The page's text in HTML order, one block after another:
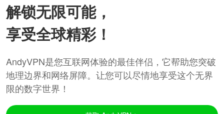
解锁无限可能，
享受全球精彩！
AndyVPN是您互联网体验的最佳伴侣，它帮助您突破
地理边界和网络屏障。让您可以尽情地享受这个无界
限的数字世界！